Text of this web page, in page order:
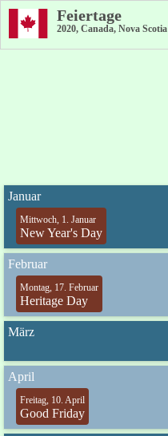
Feiertage
2020, Canada, Nova Scotia
Januar
Mittwoch, 1. Januar
New Year's Day
Februar
Montag, 17. Februar
Heritage Day
März
April
Freitag, 10. April
Good Friday